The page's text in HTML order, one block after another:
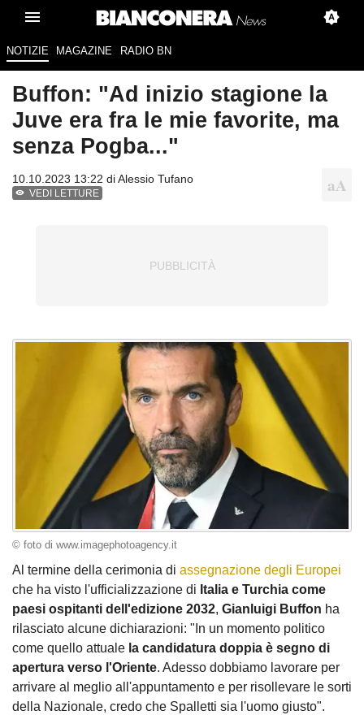
NOTIZIE MAGAZINE RADIO BN
Buffon: "Ad inizio stagione la
Juve era fra le mie favorite, ma
senza Pogba..."
10.10.2023 13:22 diAlessio Tufano
VEDI LETTURE
© foto di www.imagephotoagency.it
Al termine della cerimonia di assegnazione degli Europei
che ha visto l'ufficializzazione di Italia e Turchia come
paesi ospitanti dell'edizione 2032, Gianluigi Buffon ha
rilasciato alcune dichiarazioni: "In un momento politico
come quello attuale la candidatura doppia è segno di
apertura verso l'Oriente. Adesso dobbiamo lavorare per
arrivare al meglio all'appuntamento e per risollevare le sorti
della Nazionale, credo che Spalletti sia l'uomo giusto".